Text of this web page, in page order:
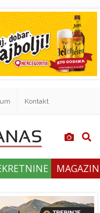
Kontakt